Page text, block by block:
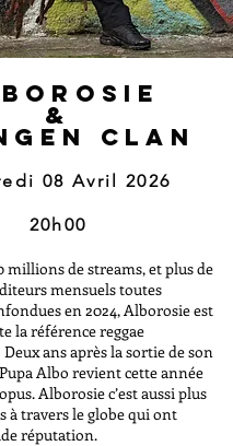
&
CLAN
08 Avril 2026
20h00
millions de streams, et plus de
mensuels toutes
en 2024, Alborosie est
la référence reggae
ans après la sortie de son
Albo revient cette année
Alborosie c’est aussi plus
à travers le globe qui ont
réputation.